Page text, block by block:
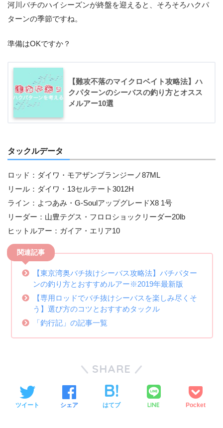
河川バチのハイシーズンが終盤を迎えると、そろそろハクパ
ターンの季節ですね。
準備はOKですか？
【難攻不落のマイクロベイト攻略法】ハ
クパターンのシーバスの釣り方とオスス
メルアー10選
タックルデータ
ロッド：ダイワ・モアザンブランジーノ87ML
リール：ダイワ・13セルテート3012H
ライン：よつあみ・G-SoulアップグレードX8 1号
リーダー：山豊テグス・フロロショックリーダー20lb
ヒットルアー：ガイア・エリア10
関連記事
【東京湾奥バチ抜けシーバス攻略法】バチパター
ンの釣り方とおすすめルアー※2019年最新版
【専用ロッドでバチ抜けシーバスを楽しみ尽くそ
う】選び方のコツとおすすめタックル
「釣行記」の記事一覧
SHARE
ツイート シェア はてブ LINE Pocket